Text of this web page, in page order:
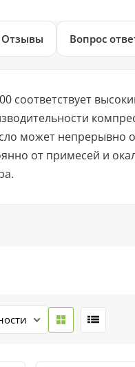
Отзывы Вопрос
соответствует
может непрерывно
от примесей и